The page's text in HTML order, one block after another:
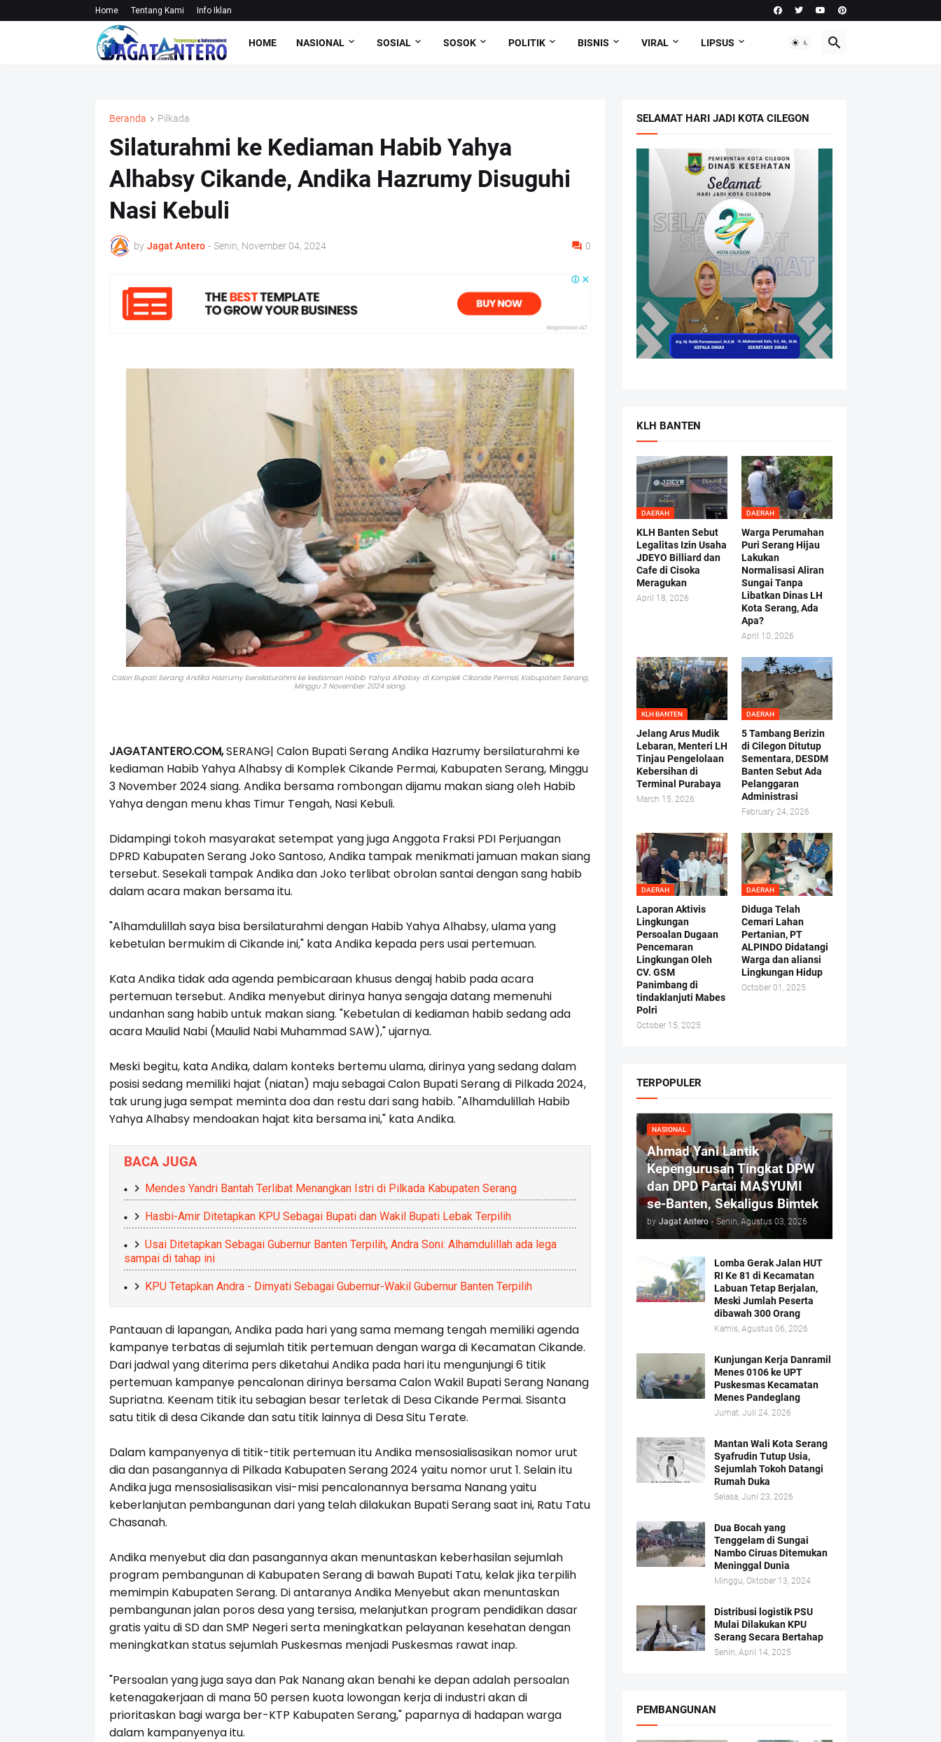
Home Tentang Kami Info Iklan
HOME NASIONAL SOSIAL SOSOK POLITIK BISNIS VIRAL LIPSUS
Beranda Pilkada
Silaturahmi ke Kediaman Habib Yahya
Alhabsy Cikande, Andika Hazrumy Disuguhi
Nasi Kebuli
by Jagat Antero - Senin, November 04, 2024 0
Calon Bupati Serang Andika Hazrumy bersilaturahmi ke kediaman Habib Yahya Alhabsy di Komplek Cikande Permai, Kabupaten Serang,
Minggu 3 November 2024 siang.
JAGATANTERO.COM,SERANG| Calon Bupati Serang Andika Hazrumy bersilaturahmi ke
kediaman Habib Yahya Alhabsy di Komplek Cikande Permai, Kabupaten Serang, Minggu
3 November 2024 siang. Andika bersama rombongan dijamu makan siang oleh Habib
Yahya dengan menu khas Timur Tengah, Nasi Kebuli.
Didampingi tokoh masyarakat setempat yang juga Anggota Fraksi PDI Perjuangan
DPRD Kabupaten Serang Joko Santoso, Andika tampak menikmati jamuan makan siang
tersebut. Sesekali tampak Andika dan Joko terlibat obrolan santai dengan sang habib
dalam acara makan bersama itu.
"Alhamdulillah saya bisa bersilaturahmi dengan Habib Yahya Alhabsy, ulama yang
kebetulan bermukim di Cikande ini," kata Andika kepada pers usai pertemuan.
Kata Andika tidak ada agenda pembicaraan khusus dengaj habib pada acara
pertemuan tersebut. Andika menyebut dirinya hanya sengaja datang memenuhi
undanhan sang habib untuk makan siang. "Kebetulan di kediaman habib sedang ada
acara Maulid Nabi (Maulid Nabi Muhammad SAW)," ujarnya.
Meski begitu, kata Andika, dalam konteks bertemu ulama, dirinya yang sedang dalam
posisi sedang memiliki hajat (niatan) maju sebagai Calon Bupati Serang di Pilkada 2024,
tak urung juga sempat meminta doa dan restu dari sang habib. "Alhamdulillah Habib
Yahya Alhabsy mendoakan hajat kita bersama ini," kata Andika.
BACA JUGA
Mendes Yandri Bantah Terlibat Menangkan Istri di Pilkada Kabupaten Serang
Hasbi-Amir Ditetapkan KPU Sebagai Bupati dan Wakil Bupati Lebak Terpilih
Usai Ditetapkan Sebagai Gubernur Banten Terpilih, Andra Soni: Alhamdulillah ada lega
sampai di tahap ini
KPU Tetapkan Andra - Dimyati Sebagai Gubernur-Wakil Gubernur Banten Terpilih
Pantauan di lapangan, Andika pada hari yang sama memang tengah memiliki agenda
kampanye terbatas di sejumlah titik pertemuan dengan warga di Kecamatan Cikande.
Dari jadwal yang diterima pers diketahui Andika pada hari itu mengunjungi 6 titik
pertemuan kampanye pencalonan dirinya bersama Calon Wakil Bupati Serang Nanang
Supriatna. Keenam titik itu sebagian besar terletak di Desa Cikande Permai. Sisanta
satu titik di desa Cikande dan satu titik lainnya di Desa Situ Terate.
Dalam kampanyenya di titik-titik pertemuan itu Andika mensosialisasikan nomor urut
dia dan pasangannya di Pilkada Kabupaten Serang 2024 yaitu nomor urut 1. Selain itu
Andika juga mensosialisasikan visi-misi pencalonannya bersama Nanang yaitu
keberlanjutan pembangunan dari yang telah dilakukan Bupati Serang saat ini, Ratu Tatu
Chasanah.
Andika menyebut dia dan pasangannya akan menuntaskan keberhasilan sejumlah
program pembangunan di Kabupaten Serang di bawah Bupati Tatu, kelak jika terpilih
memimpin Kabupaten Serang. Di antaranya Andika Menyebut akan menuntaskan
pembangunan jalan poros desa yang tersisa, melanjutkan program pendidikan dasar
gratis yaitu di SD dan SMP Negeri serta meningkatkan pelayanan kesehatan dengan
meningkatkan status sejumlah Puskesmas menjadi Puskesmas rawat inap.
"Persoalan yang juga saya dan Pak Nanang akan benahi ke depan adalah persoalan
ketenagakerjaan di mana 50 persen kuota lowongan kerja di industri akan di
prioritaskan bagi warga ber-KTP Kabupaten Serang," paparnya di hadapan warga
dalam kampanyenya itu.
SELAMAT HARI JADI KOTA CILEGON
KLH BANTEN
DAERAH
KLH Banten Sebut
Legalitas Izin Usaha
JDEYO Billiard dan
Cafe di Cisoka
Meragukan
April 18, 2026
DAERAH
Warga Perumahan
Puri Serang Hijau
Lakukan
Normalisasi Aliran
Sungai Tanpa
Libatkan Dinas LH
Kota Serang, Ada
Apa?
April 10, 2026
KLH BANTEN
Jelang Arus Mudik
Lebaran, Menteri LH
Tinjau Pengelolaan
Kebersihan di
Terminal Purabaya
March 15, 2026
DAERAH
5 Tambang Berizin
di Cilegon Ditutup
Sementara, DESDM
Banten Sebut Ada
Pelanggaran
Administrasi
February 24, 2026
DAERAH
Laporan Aktivis
Lingkungan
Persoalan Dugaan
Pencemaran
Lingkungan Oleh
CV. GSM
Panimbang di
tindaklanjuti Mabes
Polri
October 15, 2025
DAERAH
Diduga Telah
Cemari Lahan
Pertanian, PT
ALPINDO Didatangi
Warga dan aliansi
Lingkungan Hidup
October 01, 2025
TERPOPULER
NASIONAL
Ahmad Yani Lantik
Kepengurusan Tingkat DPW
dan DPD Partai MASYUMI
se-Banten, Sekaligus Bimtek
by Jagat Antero - Senin, Agustus 03, 2026
Lomba Gerak Jalan HUT
RI Ke 81 di Kecamatan
Labuan Tetap Berjalan,
Meski Jumlah Peserta
dibawah 300 Orang
Kamis, Agustus 06, 2026
Kunjungan Kerja Danramil
Menes 0106 ke UPT
Puskesmas Kecamatan
Menes Pandeglang
Jumat, Juli 24, 2026
Mantan Wali Kota Serang
Syafrudin Tutup Usia,
Sejumlah Tokoh Datangi
Rumah Duka
Selasa, Juni 23, 2026
Dua Bocah yang
Tenggelam di Sungai
Nambo Ciruas Ditemukan
Meninggal Dunia
Minggu, Oktober 13, 2024
Distribusi logistik PSU
Mulai Dilakukan KPU
Serang Secara Bertahap
Senin, April 14, 2025
PEMBANGUNAN